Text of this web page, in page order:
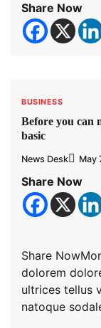
Share Now
BUSINESS
Before you can
basic
News Desk May
Share Now
Share
dolorem
ultrices tellus
natoque